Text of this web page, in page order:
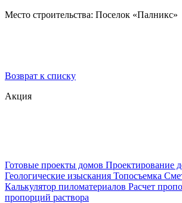
Место строительства: Поселок «Палникс»
Возврат к списку
Акция
Готовые проекты домов Проектирование
Геологические изыскания Топосъемка
Калькулятор пиломатериалов Расчет
пропорций раствора